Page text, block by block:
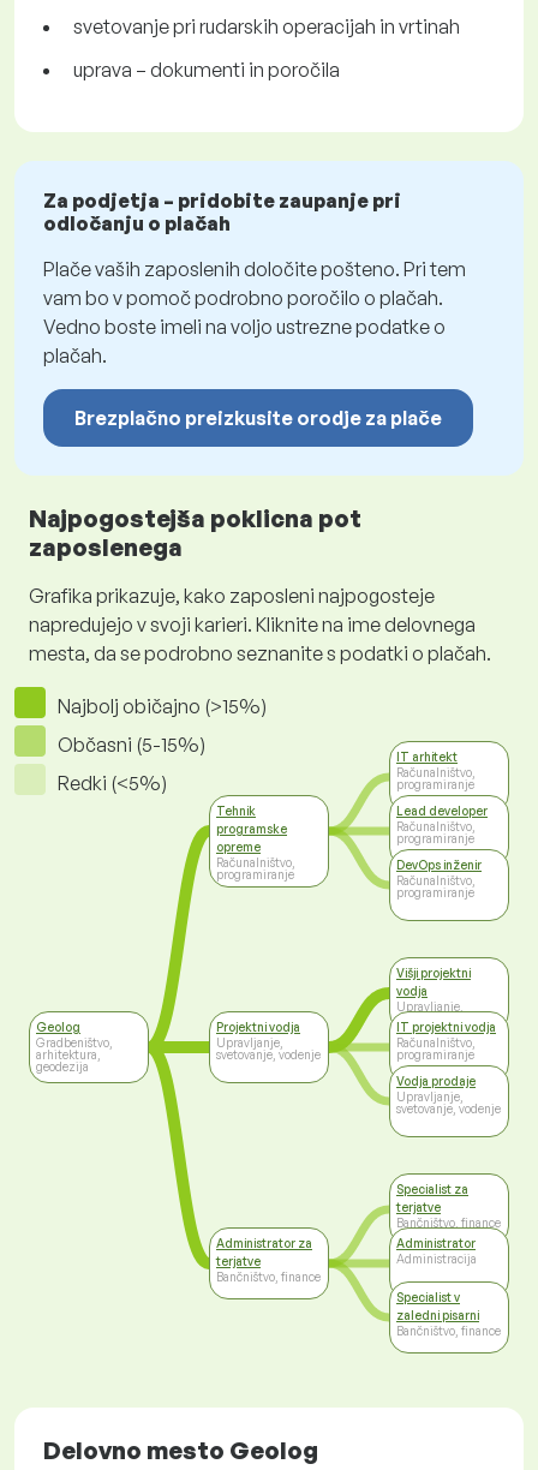
svetovanje pri rudarskih operacijah in vrtinah
uprava – dokumenti in poročila
Za podjetja – pridobite zaupanje pri
odločanju o plačah
Plače vaših zaposlenih določite pošteno. Pri tem
vam bo v pomoč podrobno poročilo o plačah.
Vedno boste imeli na voljo ustrezne podatke o
plačah.
Brezplačno preizkusite orodje za plače
Najpogostejša poklicna pot
zaposlenega
Grafika prikazuje, kako zaposleni najpogosteje
napredujejo v svoji karieri. Kliknite na ime delovnega
mesta, da se podrobno seznanite s podatki o plačah.
Najbolj običajno (>15%)
Občasni (5-15%)
Redki (<5%)
Geolog
Gradbeništvo,
arhitektura,
geodezija
Tehnik
programske
opreme
Računalništvo,
programiranje
Projektni vodja
Upravljanje,
svetovanje, vodenje
Administrator za
terjatve
Bančništvo, finance
IT arhitekt
Računalništvo,
programiranje
Lead developer
Računalništvo,
programiranje
DevOps inženir
Računalništvo,
programiranje
Višji projektni
vodja
Upravljanje,
svetovanje, vodenje
IT projektni vodja
Računalništvo,
programiranje
Vodja prodaje
Upravljanje,
svetovanje, vodenje
Specialist za
terjatve
Bančništvo, finance
Administrator
Administracija
Specialist v
zaledni pisarni
Bančništvo, finance
Delovno mesto Geolog